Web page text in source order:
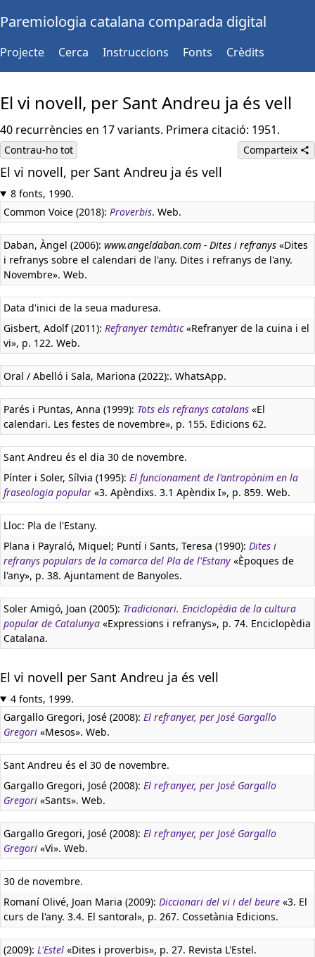
Paremiologia catalana comparada digital
Projecte Cerca Instruccions Fonts Crèdits
El vi novell, per Sant Andreu ja és vell
40 recurrències en 17 variants. Primera citació: 1951.
Contrau-ho tot Comparteix
El vi novell, per Sant Andreu ja és vell
8 fonts, 1990.
Common Voice (2018): Proverbis. Web.
Daban, Àngel (2006): www.angeldaban.com - Dites i refranys «Dites
i refranys sobre el calendari de l'any. Dites i refranys de l'any.
Novembre». Web.
Data d'inici de la seua maduresa.
Gisbert, Adolf (2011): Refranyer temàtic«Refranyer de la cuina i el
vi», p. 122. Web.
Oral / Abelló i Sala, Mariona (2022):. WhatsApp.
Parés i Puntas, Anna (1999): Tots els refranys catalans «El
calendari. Les festes de novembre», p. 155. Edicions 62.
Sant Andreu és el dia 30 de novembre.
Pínter i Soler, Sílvia (1995): El funcionament de l'antropònim en la
fraseologia popular «3. Apèndixs. 3.1 Apèndix I», p. 859. Web.
Lloc: Pla de l'Estany.
Plana i Payraló, Miquel; Puntí i Sants, Teresa (1990): Dites i
refranys populars de la comarca del Pla de l'Estany «Èpoques de
l'any», p. 38. Ajuntament de Banyoles.
Soler Amigó, Joan (2005): Tradicionari. Enciclopèdia de la cultura
popular de Catalunya «Expressions i refranys», p. 74. Enciclopèdia
Catalana.
El vi novell per Sant Andreu ja és vell
4 fonts, 1999.
Gargallo Gregori, José (2008): El refranyer, per José Gargallo
Gregori «Mesos». Web.
Sant Andreu és el 30 de novembre.
Gargallo Gregori, José (2008): El refranyer, per José Gargallo
Gregori «Sants». Web.
Gargallo Gregori, José (2008): El refranyer, per José Gargallo
Gregori «Vi». Web.
30 de novembre.
Romaní Olivé, Joan Maria (2009): Diccionari del vi i del beure «3. El
curs de l'any. 3.4. El santoral», p. 267. Cossetània Edicions.
(2009): L'Estel «Dites i proverbis», p. 27. Revista L'Estel.